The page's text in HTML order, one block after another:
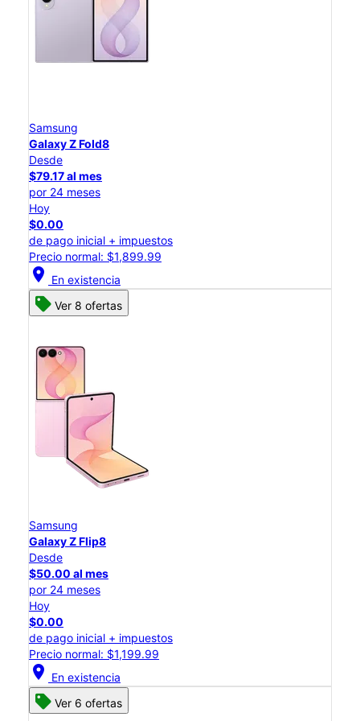
Samsung
Galaxy Z Fold8
Desde
$79.17 al mes
por 24 meses
Hoy
$0.00
de pago inicial + impuestos
Precio normal: $1,899.99
location_on En existencia
Ver 8 ofertas
Samsung
Galaxy Z Flip8
Desde
$50.00 al mes
por 24 meses
Hoy
$0.00
de pago inicial + impuestos
Precio normal: $1,199.99
location_on En existencia
Ver 6 ofertas